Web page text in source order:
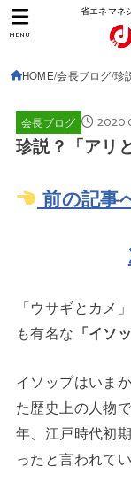
省エネマネ
MENU
HOME 会長ブログ 珍
会長ブログ
珍説？「アリ
前の記事
「ウサギとカメ
も有名な 「イソ
イソップはいま
た歴史上の人物
年、江戸時代初
ったと言われてい